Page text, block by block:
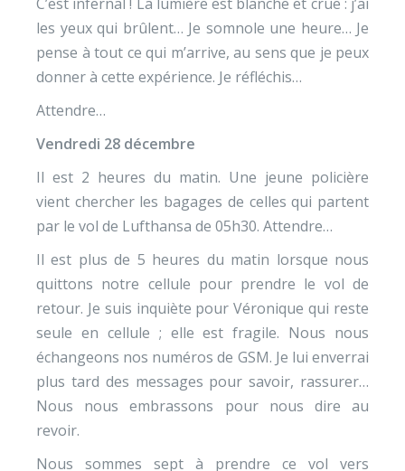
les yeux qui brûlent… Je somnole une heure… Je
pense à tout ce qui m’arrive, au sens que je peux
donner à cette expérience. Je réfléchis…
Attendre…
Vendredi 28 décembre
Il est 2 heures du matin. Une jeune policière
vient chercher les bagages de celles qui partent
par le vol de Lufthansa de 05h30. Attendre…
Il est plus de 5 heures du matin lorsque nous
quittons notre cellule pour prendre le vol de
retour. Je suis inquiète pour Véronique qui reste
seule en cellule ; elle est fragile. Nous nous
échangeons nos numéros de GSM. Je lui enverrai
plus tard des messages pour savoir, rassurer…
Nous nous embrassons pour nous dire au
revoir.
Nous sommes sept à prendre ce vol vers